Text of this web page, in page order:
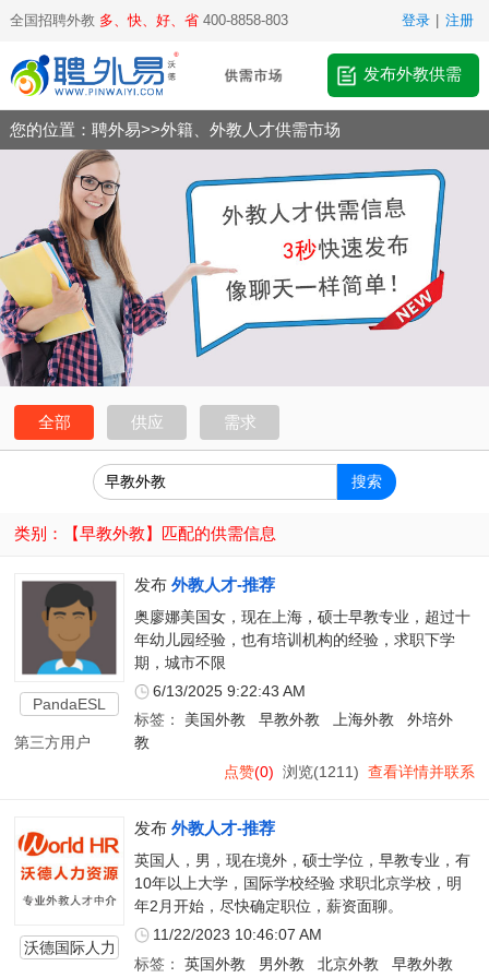
全国招聘外教 多、快、好、省400-8858-803 登录 注册
发布外教供需
您的位置： 聘外易>>外籍、外教人才供需市场
全部 供应 需求
搜索
类别：【早教外教】匹配的供需信息
PandaESL
第三方用户
发布 外教人才-推荐
奥廖娜美国女，现在上海，硕士早教专业，超过十
年幼儿园经验，也有培训机构的经验，求职下学
期，城市不限
6/13/2025 9:22:43 AM
标签： 美国外教 早教外教 上海外教
外培外
教
点赞(0) 浏览(1211) 查看详情并联系
沃德国际人力
发布 外教人才-推荐
英国人，男，现在境外，硕士学位，早教专业，有
10年以上大学，国际学校经验 求职北京学校，明
年2月开始，尽快确定职位，薪资面聊。
11/22/2023 10:46:07 AM
标签： 英国外教 男外教 北京外教 早教外教